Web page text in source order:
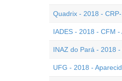
Quadrix - 2018 -
IADES - 2018 - CFM
INAZ do Pará - 2018
UFG - 2018 -